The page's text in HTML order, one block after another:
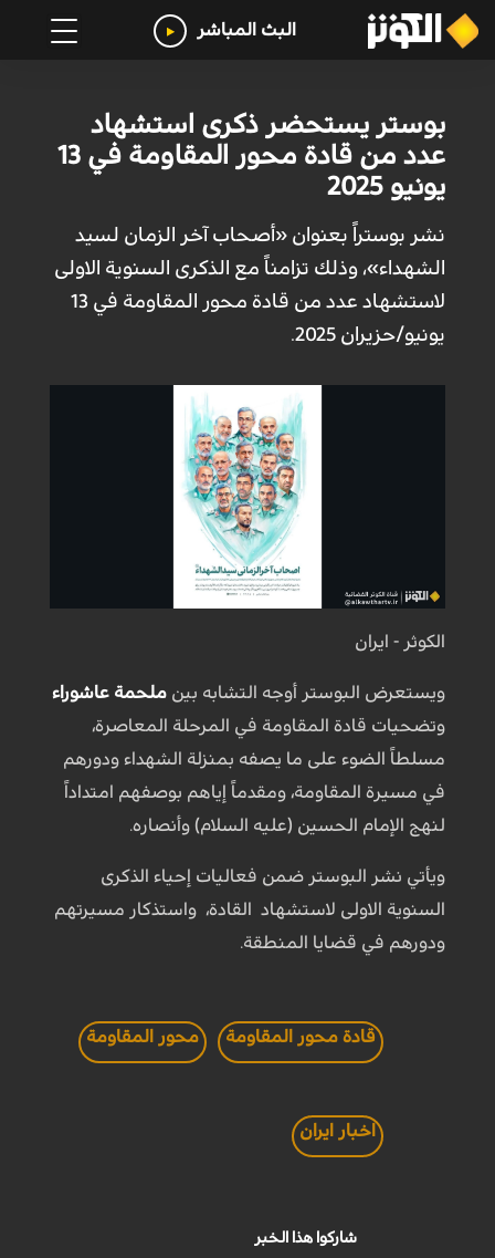
البث المباشر
بوستر يستحضر ذكرى استشهاد
عدد من قادة محور المقاومة في 13
يونيو 2025
نشر بوستراً بعنوان «أصحاب آخر الزمان لسيد
الشهداء»، وذلك تزامناً مع الذكرى السنوية الاولى
لاستشهاد عدد من قادة محور المقاومة في 13
يونيو/حزيران 2025.
الكوثر - ايران
ويستعرض البوستر أوجه التشابه بين ملحمة عاشوراء
وتضحيات قادة المقاومة في المرحلة المعاصرة،
مسلطاً الضوء على ما يصفه بمنزلة الشهداء ودورهم
في مسيرة المقاومة، ومقدماً إياهم بوصفهم امتداداً
لنهج الإمام الحسين (عليه السلام) وأنصاره.
ويأتي نشر البوستر ضمن فعاليات إحياء الذكرى
السنوية الاولى لاستشهاد القادة، واستذكار مسيرتهم
ودورهم في قضايا المنطقة.
قادة محور المقاومة محور المقاومة
اخبار ايران
شاركوا هذا الخبر